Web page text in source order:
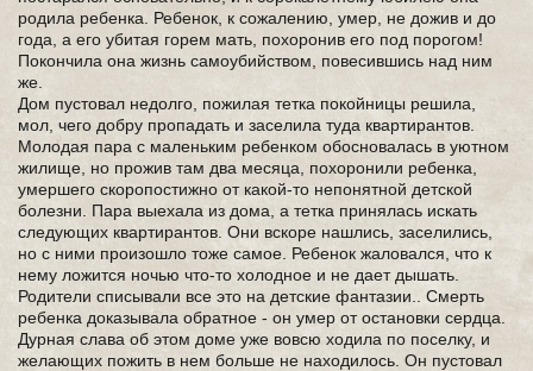
родила ребенка. Ребенок, к сожалению, умер, не дожив и до
года, а его убитая горем мать, похоронив его под порогом!
Покончила она жизнь самоубийством, повесившись над ним
же.
Дом пустовал недолго, пожилая тетка покойницы решила,
мол, чего добру пропадать и заселила туда квартирантов.
Молодая пара с маленьким ребенком обосновалась в уютном
жилище, но прожив там два месяца, похоронили ребенка,
умершего скоропостижно от какой-то непонятной детской
болезни. Пара выехала из дома, а тетка принялась искать
следующих квартирантов. Они вскоре нашлись, заселились,
но с ними произошло тоже самое. Ребенок жаловался, что к
нему ложится ночью что-то холодное и не дает дышать.
Родители списывали все это на детские фантазии.. Смерть
ребенка доказывала обратное - он умер от остановки сердца.
Дурная слава об этом доме уже вовсю ходила по поселку, и
желающих пожить в нем больше не находилось. Он пустовал